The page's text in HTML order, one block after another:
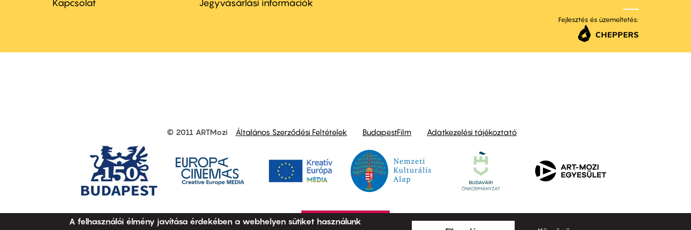
Kapcsolat Jegyvásárlási információk
Fejlesztés és üzemeltetés:
other
© 2011 ARTMozi Általános Szerződési Feltételek BudapestFilm Adatkezelési tájékoztató
A felhasználói élmény javítása érdekében a webhelyen sütiket használunk